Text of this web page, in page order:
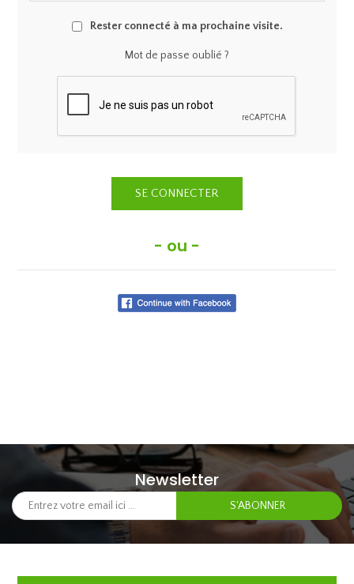
Rester connecté à ma prochaine visite.
Mot de passe oublié ?
- ou -
Newsletter